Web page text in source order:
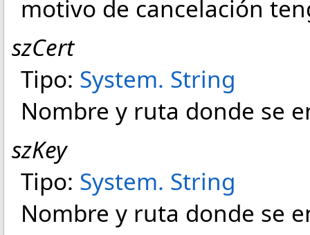
motivo de cancelación
szCert
Tipo: System. String
Nombre y ruta donde se
szKey
Tipo: System. String
Nombre y ruta donde se